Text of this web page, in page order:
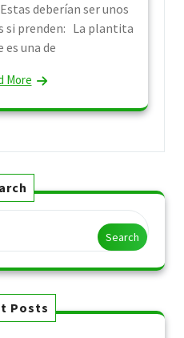
deberían ser unos
si prenden: La plantita
es una de
More
Search
Posts